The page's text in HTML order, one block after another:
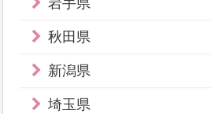
岩手県
秋田県
新潟県
埼玉県